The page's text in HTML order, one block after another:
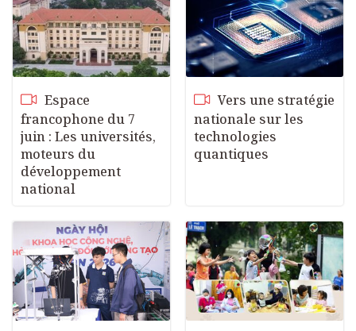
Espace
francophone du 7
juin : Les universités,
moteurs du
développement
national
Vers une stratégie
nationale sur les
technologies
quantiques